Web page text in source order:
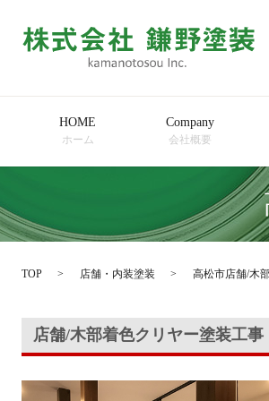
HOME
ホーム
Company
会社概要
TOP 店舗・内装塗装 高松市店舗/木
店舗/木部着色クリヤー塗装工事